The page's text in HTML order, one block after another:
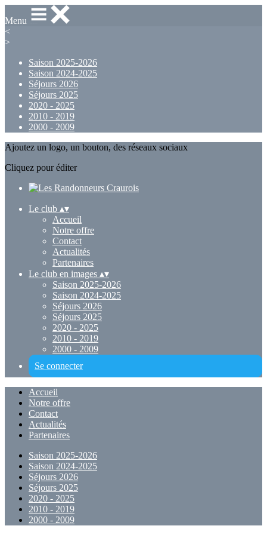
Menu
<
>
Saison 2025-2026
Saison 2024-2025
Séjours 2026
Séjours 2025
2020 - 2025
2010 - 2019
2000 - 2009
Ajoutez un logo, un bouton, des réseaux sociaux
Cliquez pour éditer
Le club ▴▾
Accueil
Notre offre
Contact
Actualités
Partenaires
Le club en images ▴▾
Saison 2025-2026
Saison 2024-2025
Séjours 2026
Séjours 2025
2020 - 2025
2010 - 2019
2000 - 2009
Se connecter
Accueil
Notre offre
Contact
Actualités
Partenaires
Saison 2025-2026
Saison 2024-2025
Séjours 2026
Séjours 2025
2020 - 2025
2010 - 2019
2000 - 2009